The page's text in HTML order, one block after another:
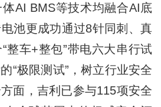
AI BMS等技术均融合AI底
池更成功通过8针同刺、真
整车+整包”带电六大串行试
“极限测试”，树立行业安全
面，吉利已参与115项安全